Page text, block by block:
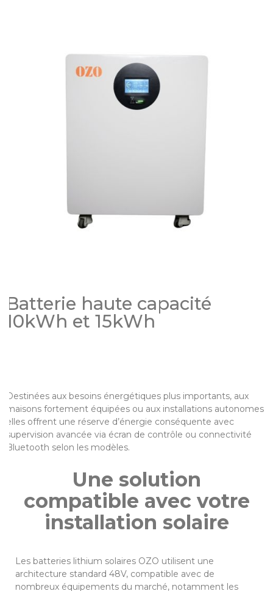
Batterie haute capacité
10kWh et 15kWh
Destinées aux besoins énergétiques plus importants, aux
maisons fortement équipées ou aux installations autonomes,
elles offrent une réserve d’énergie conséquente avec
supervision avancée via écran de contrôle ou connectivité
Bluetooth selon les modèles.
Une solution
compatible avec votre
installation solaire
Les batteries lithium solaires OZO utilisent une
architecture standard 48V, compatible avec de
nombreux équipements du marché, notamment les